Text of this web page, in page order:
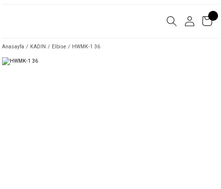
Anasayfa KADIN Elbise HWMK-1 36